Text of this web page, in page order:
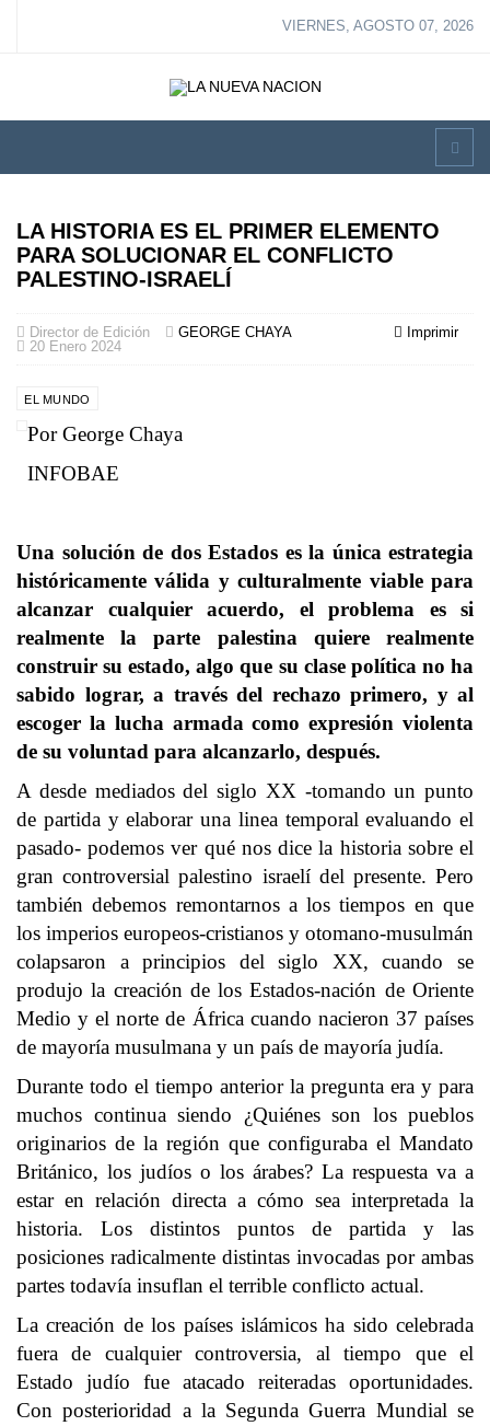
VIERNES, AGOSTO 07, 2026
LA HISTORIA ES EL PRIMER ELEMENTO
PARA SOLUCIONAR EL CONFLICTO
PALESTINO-ISRAELÍ
Imprimir
Director de Edición
GEORGE CHAYA
20 Enero 2024
EL MUNDO
Por George Chaya
INFOBAE
Una solución de dos Estados es la única estrategia
históricamente válida y culturalmente viable para
alcanzar cualquier acuerdo, el problema es si
realmente la parte palestina quiere realmente
construir su estado, algo que su clase política no ha
sabido lograr, a través del rechazo primero, y al
escoger la lucha armada como expresión violenta
de su voluntad para alcanzarlo, después.
A desde mediados del siglo XX -tomando un punto
de partida y elaborar una linea temporal evaluando el
pasado- podemos ver qué nos dice la historia sobre el
gran controversial palestino israelí del presente. Pero
también debemos remontarnos a los tiempos en que
los imperios europeos-cristianos y otomano-musulmán
colapsaron a principios del siglo XX, cuando se
produjo la creación de los Estados-nación de Oriente
Medio y el norte de África cuando nacieron 37 países
de mayoría musulmana y un país de mayoría judía.
Durante todo el tiempo anterior la pregunta era y para
muchos continua siendo ¿Quiénes son los pueblos
originarios de la región que configuraba el Mandato
Británico, los judíos o los árabes? La respuesta va a
estar en relación directa a cómo sea interpretada la
historia. Los distintos puntos de partida y las
posiciones radicalmente distintas invocadas por ambas
partes todavía insuflan el terrible conflicto actual.
La creación de los países islámicos ha sido celebrada
fuera de cualquier controversia, al tiempo que el
Estado judío fue atacado reiteradas oportunidades.
Con posterioridad a la Segunda Guerra Mundial se